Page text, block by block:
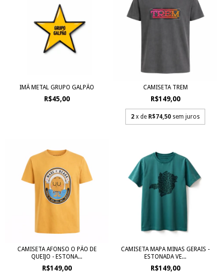
IMÃ METAL GRUPO GALPÃO
R$45,00
CAMISETA TREM
R$149,00
2 x de R$74,50 sem juros
CAMISETA AFONSO O PÃO DE
QUEIJO - ESTONA...
R$149,00
CAMISETA MAPA MINAS GERAIS -
ESTONADA VE...
R$149,00